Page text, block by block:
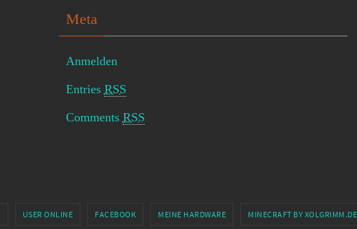
Meta
Anmelden
Entries RSS
Comments RSS
USER ONLINE FACEBOOK MEINE HARDWARE MINECRAFT BY XOLGRIMM.DE